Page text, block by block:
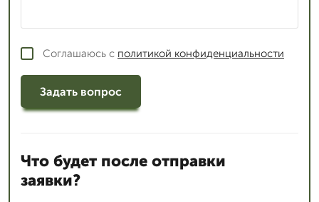
Соглашаюсь с политикой конфиденциальности
Задать вопрос
Что будет после отправки
заявки?